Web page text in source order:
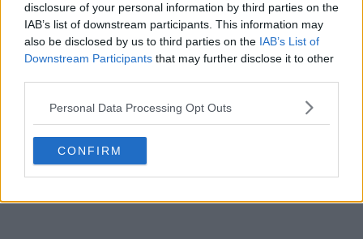
disclosure of your personal information by third parties on the
IAB’s list of downstream participants. This information may
also be disclosed by us to third parties on the IAB’s List of
Downstream Participants that may further disclose it to other
Personal Data Processing Opt Outs
CONFIRM